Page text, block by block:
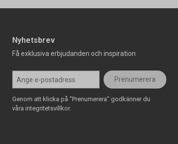
Nyhetsbrev
Få exklusiva erbjudanden och inspiration
Prenumerera
Genom att klicka på "Prenumerera" godkänner du
våra integritetsvillkor.